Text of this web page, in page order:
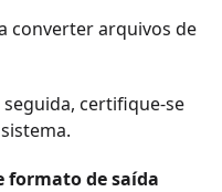
converter arquivos de
seguida, certifique-se
formato de saída